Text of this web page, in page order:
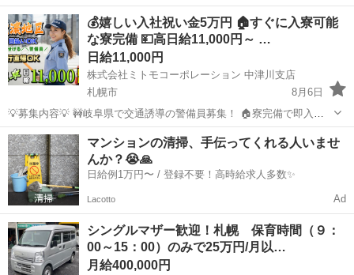
す！ ※屋外での立ち仕事が中心となりますが、無理のない配置・こま
めな休憩を徹底しています。 札幌白石警備合同会社では、中央区円山
エリアを中心に、建設現...
北海道 札幌市 南郷１８丁目駅 その他 65歳
💰嬉しい入社祝い金5万円 🏠すぐに入寮可能
な寮完備 💴高日給11,000円～ …
日給11,000円
株式会社ミトモコーポレーション 中津川支店
札幌市
8月6日
💡募集内容💡 🚧岐阜県で交通誘導の警備員募集！ 🏠寮完備で即入寮
OK。 🔰未経験でも安心の研修体制。 👫男女歓迎＆カップル応募も大
歓迎。 ✨安心して働ける環境で新生活をスタートしませんか？ 💴【日
給】 ✅日...
北海道 札幌市 Web
マンションの清掃、手伝ってくれる人いませ
んか？😭🙏
日給例1万円〜 / 登録不要！高時給求人多数✨
Lacotto Ad
シングルマザー歓迎！札幌 保育時間（９：
00～15：00）のみで25万円/月以…
月給400,000円